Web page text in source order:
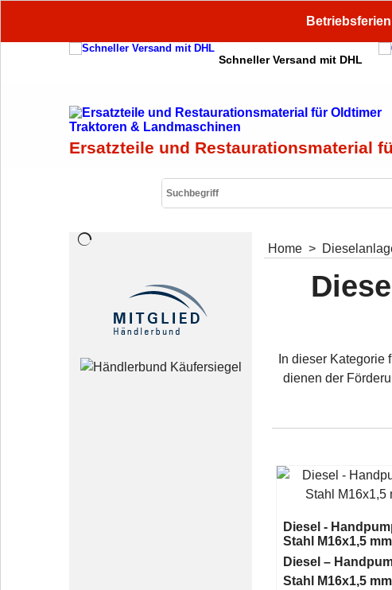
Schneller Versand mit DHL
Ersatzteile und Restaurationsmaterial
Home >
In dieser
dienen der
Diesel -
Stahl M16x1,5 mm
Diesel –
Stahl M16x1,5 mm